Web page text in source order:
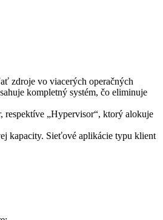
zdroje vo viacerých operačných
kompletný systém, čo eliminuje
respektíve „Hypervisor“, ktorý alokuje
kapacity. Sieťové aplikácie typu klient